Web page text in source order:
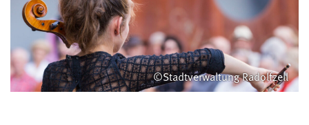
Radolfzell1200
©Stadtverwaltung Radolfzell